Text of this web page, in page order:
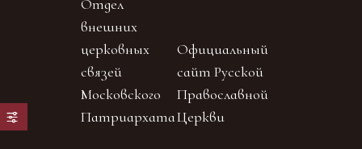
Отдел
внешних
церковных
связей
Московского
Патриархата
Официальный
сайт Русской
Православной
Церкви